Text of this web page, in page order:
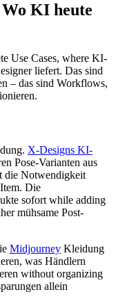
KI heute
Use Cases, where KI-
liefert. Das sind
– das sind Workflows,
X-Designs KI-
Pose-Varianten aus
die Notwendigkeit
Die
sofort while adding
mühsame Post-
Midjourney Kleidung
was Händlern
without organizing
allein